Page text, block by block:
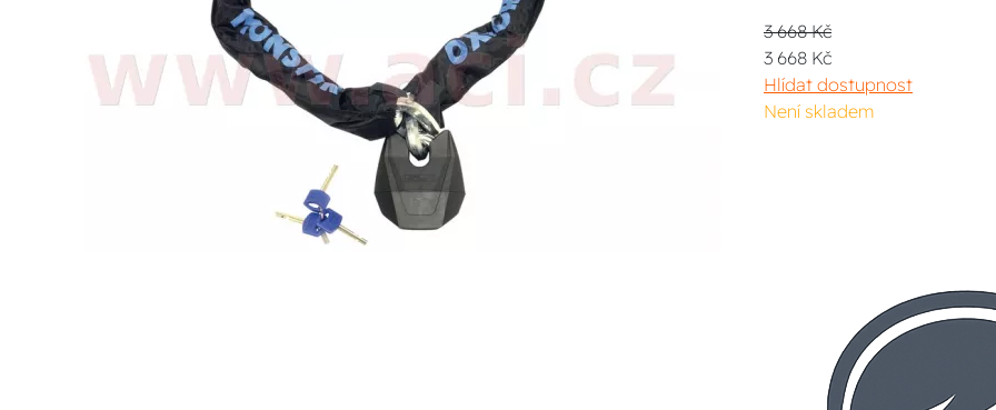
3 668 Kč
3 668 Kč
Hlídat dostupnost
Není skladem